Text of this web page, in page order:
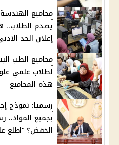
مجاميع
إعلان الحد
مجاميع الطب
لطلاب علمي
هذه المجاميع
رسميا: نموذج
بجميع المواد..
الخفض؟ “اطلع